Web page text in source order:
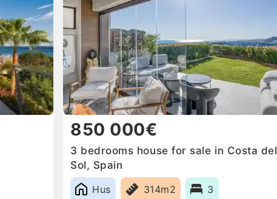
850 000€
3 bedrooms house for sale in Costa del
Sol, Spain
Hus
314m2 3